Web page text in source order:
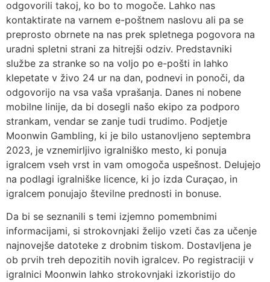
odgovorili takoj, ko bo to mogoče. Lahko nas
kontaktirate na varnem e-poštnem naslovu ali pa se
preprosto obrnete na nas prek spletnega pogovora na
uradni spletni strani za hitrejši odziv. Predstavniki
službe za stranke so na voljo po e-pošti in lahko
klepetate v živo 24 ur na dan, podnevi in ​​ponoči, da
odgovorijo na vsa vaša vprašanja. Danes ni nobene
mobilne linije, da bi dosegli našo ekipo za podporo
strankam, vendar se zanje tudi trudimo. Podjetje
Moonwin Gambling, ki je bilo ustanovljeno septembra
2023, je vznemirljivo igralniško mesto, ki ponuja
igralcem vseh vrst in vam omogoča uspešnost. Delujejo
na podlagi igralniške licence, ki jo izda Curaçao, in
igralcem ponujajo številne prednosti in bonuse.
Da bi se seznanili s temi izjemno pomembnimi
informacijami, si strokovnjaki želijo vzeti čas za učenje
najnovejše datoteke z drobnim tiskom. Dostavljena je
ob prvih treh depozitih novih igralcev. Po registraciji v
igralnici Moonwin lahko strokovnjaki izkoristijo do